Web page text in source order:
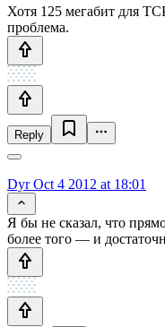
Хотя 125 мегабит для
проблема.
Reply
DyrOct 4 2012 at 18:01
Я бы не сказал, что
более того — и